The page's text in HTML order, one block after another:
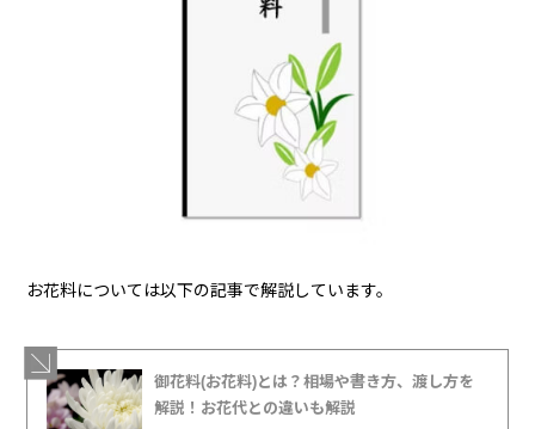
お花料については以下の記事で解説しています。
御花料(お花料)とは？相場や書き方、渡し方を
解説！お花代との違いも解説